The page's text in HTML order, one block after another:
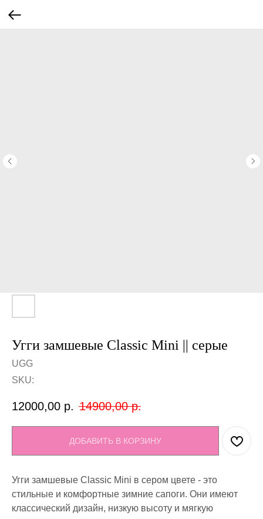
Угги замшевые Classic Mini || серые
UGG
SKU:
12000,00 р. 14900,00 р.
ДОБАВИТЬ В КОРЗИНУ
Угги замшевые Classic Mini в сером цвете - это
стильные и комфортные зимние сапоги. Они имеют
классический дизайн, низкую высоту и мягкую